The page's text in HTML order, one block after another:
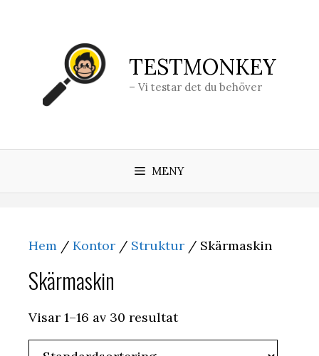
TESTMONKEY
– Vi testar det du behöver
MENY
Hem / Kontor / Struktur / Skärmaskin
Skärmaskin
Visar 1–16 av 30 resultat